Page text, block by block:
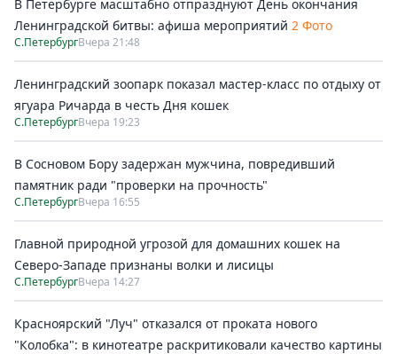
В Петербурге масштабно отпразднуют День окончания
Ленинградской битвы: афиша мероприятий 2 Фото
С.ПетербургВчера 21:48
Ленинградский зоопарк показал мастер-класс по отдыху от
ягуара Ричарда в честь Дня кошек
С.ПетербургВчера 19:23
В Сосновом Бору задержан мужчина, повредивший
памятник ради "проверки на прочность"
С.ПетербургВчера 16:55
Главной природной угрозой для домашних кошек на
Северо-Западе признаны волки и лисицы
С.ПетербургВчера 14:27
Красноярский "Луч" отказался от проката нового
"Колобка": в кинотеатре раскритиковали качество картины